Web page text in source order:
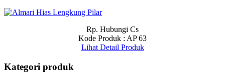
Rp. Hubungi Cs
Kode Produk : AP 63
Lihat Detail Produk
Kategori produk